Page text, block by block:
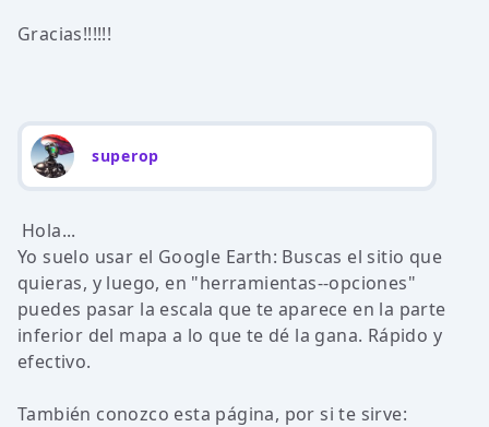
Gracias!!!!!!
superop
Hola...
Yo suelo usar el Google Earth: Buscas el sitio que
quieras, y luego, en "herramientas--opciones"
puedes pasar la escala que te aparece en la parte
inferior del mapa a lo que te dé la gana. Rápido y
efectivo.
También conozco esta página, por si te sirve: